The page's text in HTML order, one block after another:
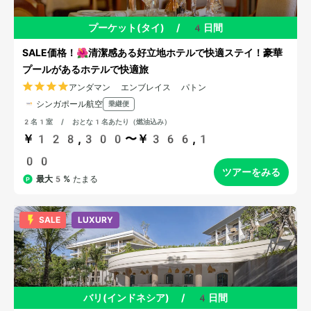
プーケット(タイ) / 4日間
SALE価格！🌺清潔感ある好立地ホテルで快適ステイ！豪華
プールがあるホテルで快適旅
アンダマン エンブレイス パトン
シンガポール航空
乗継便
2名1室 / おとな1名あたり（燃油込み）
￥128,300〜￥366,1
00
最大5% たまる
ツアーをみる
SALE LUXURY
バリ(インドネシア) / 4日間